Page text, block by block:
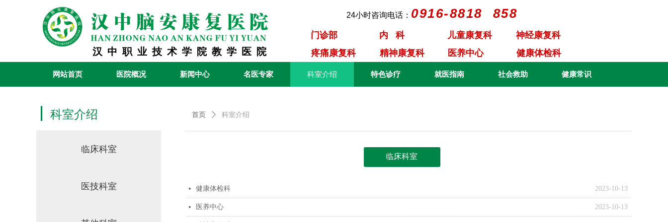
汉中职业技术学院教学医院
24小时咨询电话： 0916-8818 858
门诊部 内 科 儿童康复科
神经康复科
疼痛康复科
精神康复科 医养中心 健康体检科
网站首页 医院概况 新闻中心 名医专家 科室介绍 特色诊疗 就医指南 社会救助 健康常识
临床科室
医技科室
科室介绍
2023-10-13
넷 健康体检科
2023-10-13
넷 医养中心
临床科室
首页 ꄲ 科室介绍